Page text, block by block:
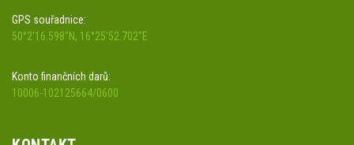
GPS souřadnice:
50°2'16.598"N, 16°25'52.702"E
Konto finančních darů:
10006-102125664/0600